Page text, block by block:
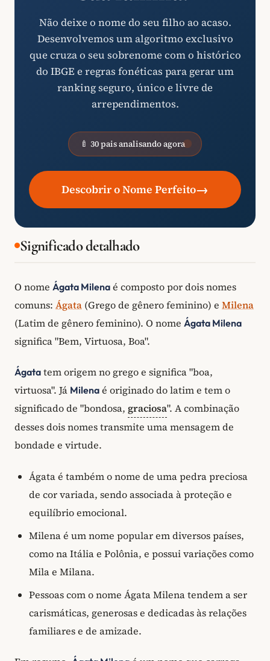
Não deixe o nome do seu filho ao acaso.
Desenvolvemos um algoritmo exclusivo
que cruza o seu sobrenome com o histórico
do IBGE e regras fonéticas para gerar um
ranking seguro, único e livre de
arrependimentos.
🍼 30 pais analisando agora
Descobrir o Nome Perfeito→
Significado detalhado
O nome Ágata Milena é composto por dois nomes
comuns: Ágata (Grego de gênero feminino) e Milena
(Latim de gênero feminino). O nome Ágata Milena
significa "Bem, Virtuosa, Boa".
Ágata tem origem no grego e significa "boa,
virtuosa". Já Milena é originado do latim e tem o
significado de "bondosa, graciosa". A combinação
desses dois nomes transmite uma mensagem de
bondade e virtude.
Ágata é também o nome de uma pedra preciosa
de cor variada, sendo associada à proteção e
equilíbrio emocional.
Milena é um nome popular em diversos países,
como na Itália e Polônia, e possui variações como
Mila e Milana.
Pessoas com o nome Ágata Milena tendem a ser
carismáticas, generosas e dedicadas às relações
familiares e de amizade.